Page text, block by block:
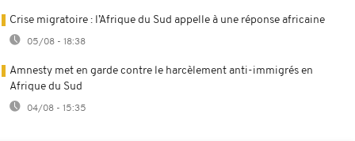
Crise migratoire : l’Afrique du Sud appelle à une réponse africaine
05/08 - 18:38
Amnesty met en garde contre le harcèlement anti-immigrés en
Afrique du Sud
04/08 - 15:35